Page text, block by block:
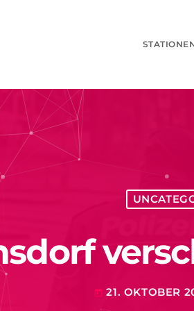
today 21. OKTOBER